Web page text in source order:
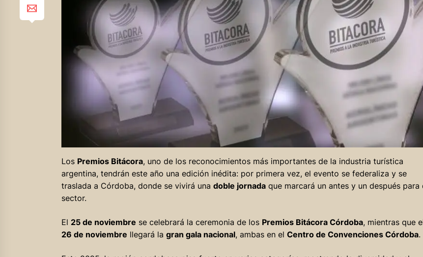
Los Premios Bitácora, uno de los reconocimientos más importantes de la industria turística
argentina, tendrán este año una edición inédita: por primera vez, el evento se federaliza y se
traslada a Córdoba, donde se vivirá una doble jornadaque marcará un antes y un después para
sector.
El 25 de noviembre se celebrará la ceremonia de los Premios Bitácora Córdoba, mientras que
26 de noviembre llegará la gran gala nacional, ambas en el Centro de Convenciones Córdoba.